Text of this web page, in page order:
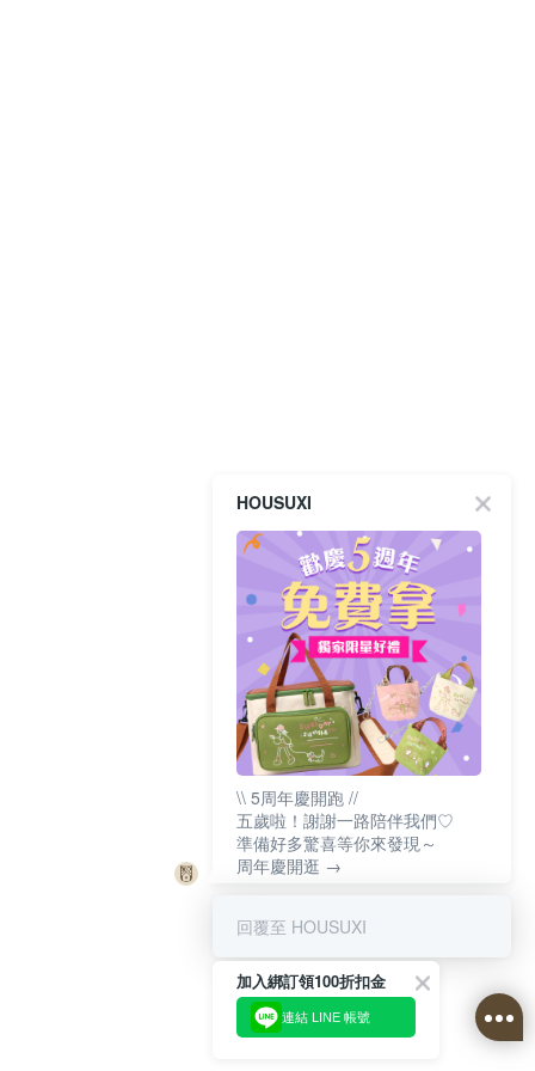
HOUSUXI
\\ 5周年慶開跑 //
五歲啦！謝謝一路陪伴我們♡
準備好多驚喜等你來發現～
周年慶開逛 →
回覆至 HOUSUXI
加入綁訂領100折扣金
連結 LINE 帳號